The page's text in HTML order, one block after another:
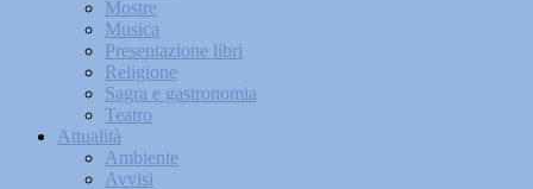
Mostre
Musica
Presentazione libri
Religione
Sagra e gastronomia
Teatro
Attualità
Ambiente
Avvisi